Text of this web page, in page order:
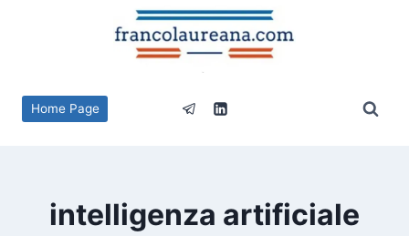
Home Page
intelligenza artificiale